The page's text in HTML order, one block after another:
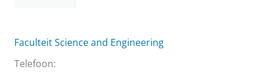
Faculteit Science and Engineering
Telefoon: